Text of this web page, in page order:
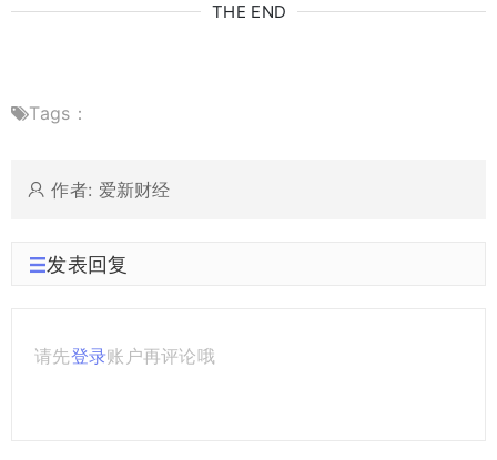
THE END
Tags：
作者: 爱新财经
发表回复
请先登录账户再评论哦